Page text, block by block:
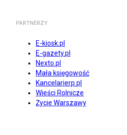
PARTNERZY
E-kiosk.pl
E-gazety.pl
Nexto.pl
Mała księgowość
Kancelarierp.pl
Wieści Rolnicze
Życie Warszawy